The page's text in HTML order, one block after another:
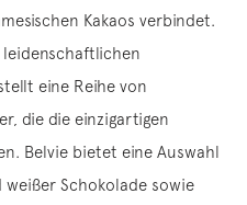
Kakaos verbindet.
eine Reihe von
die die einzigartigen
Belvie bietet eine Auswahl
Schokolade sowie